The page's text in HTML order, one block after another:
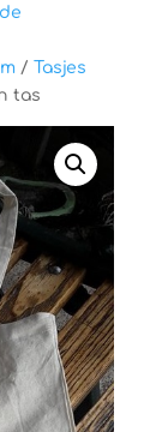
/ Tasjes
tas